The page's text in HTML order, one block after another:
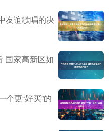
友谊歌唱的决
国家高新区如
个更“好买”的